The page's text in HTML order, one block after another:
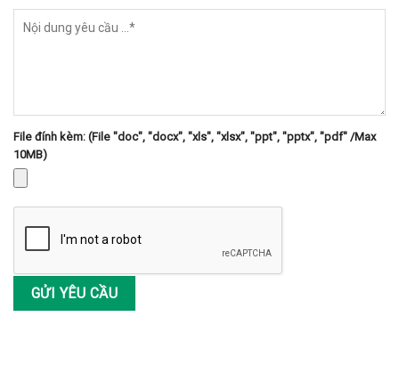
File đính kèm: (File "doc", "docx", "xls", "xlsx", "ppt", "pptx", "pdf" /Max
10MB)